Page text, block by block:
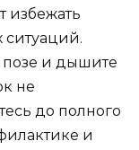
избежать
ситуаций.
позе и дышите
не
до полного
и